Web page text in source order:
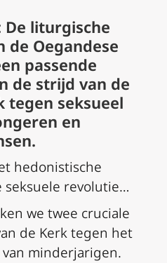
De liturgische
de Oegandese
passende
de strijd van de
tegen seksueel
en
hedonistische
seksuele revolutie…
we twee cruciale
de Kerk tegen het
minderjarigen.